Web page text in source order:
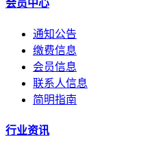
会员中心
通知公告
缴费信息
会员信息
联系人信息
简明指南
行业资讯